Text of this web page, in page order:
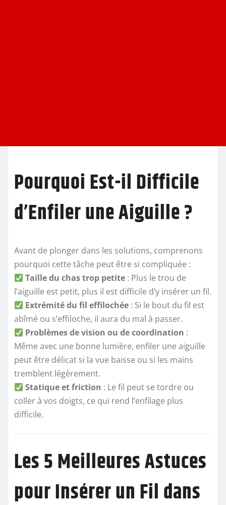
Pourquoi Est-il Difficile
d’Enfiler une Aiguille ?
Avant de plonger dans les solutions, comprenons
pourquoi cette tâche peut être si compliquée :
Taille du chas trop petite : Plus le trou de
l’aiguille est petit, plus il est difficile d’y insérer un fil.
Extrémité du fil effilochée : Si le bout du fil est
abîmé ou s’effiloche, il aura du mal à passer.
Problèmes de vision ou de coordination :
Même avec une bonne lumière, enfiler une aiguille
peut être délicat si la vue baisse ou si les mains
tremblent légèrement.
Statique et friction : Le fil peut se tordre ou
coller à vos doigts, ce qui rend l’enfilage plus
difficile.
Les 5 Meilleures Astuces
pour Insérer un Fil dans